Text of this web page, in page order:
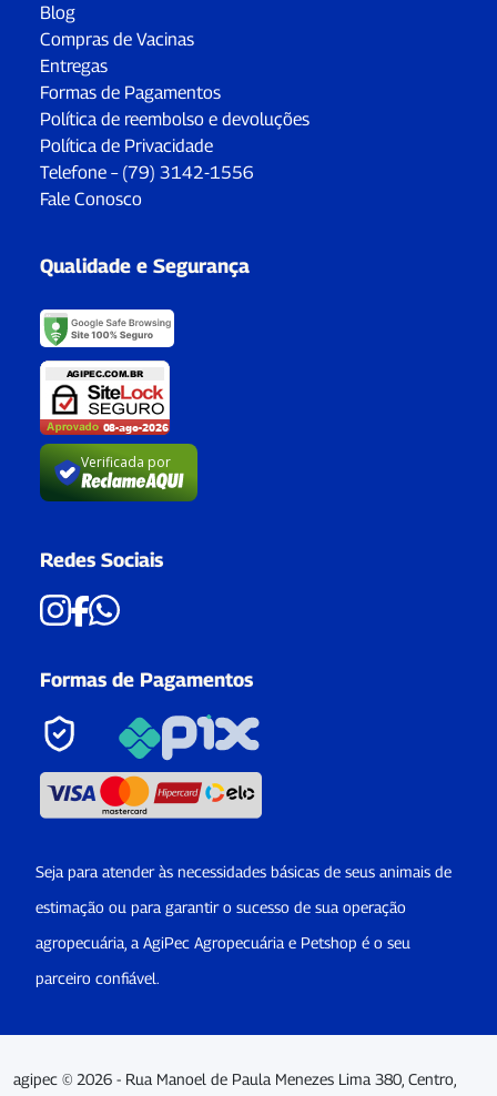
Blog
Compras de Vacinas
Entregas
Formas de Pagamentos
Política de reembolso e devoluções
Política de Privacidade
Telefone – (79) 3142-1556
Fale Conosco
Qualidade e Segurança
Verificada por
Redes Sociais
Formas de Pagamentos
Seja para atender às necessidades básicas de seus animais de
estimação ou para garantir o sucesso de sua operação
agropecuária, a AgiPec Agropecuária e Petshop é o seu
parceiro confiável.
agipec © 2026 - Rua Manoel de Paula Menezes Lima 380, Centro,